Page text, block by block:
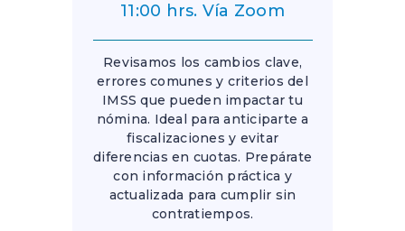
11:00 hrs. Vía Zoom
Revisamos los cambios clave,
errores comunes y criterios del
IMSS que pueden impactar tu
nómina. Ideal para anticiparte a
fiscalizaciones y evitar
diferencias en cuotas. Prepárate
con información práctica y
actualizada para cumplir sin
contratiempos.